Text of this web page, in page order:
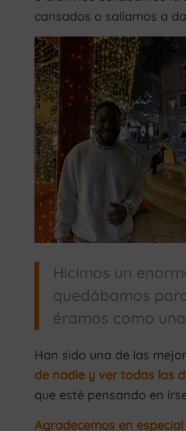
cansados o salíamos a
Hicimos un
quedábamos
éramos como
Han sido una de las
de nadie y ver todas las
que esté pensando en
Agradecemos en